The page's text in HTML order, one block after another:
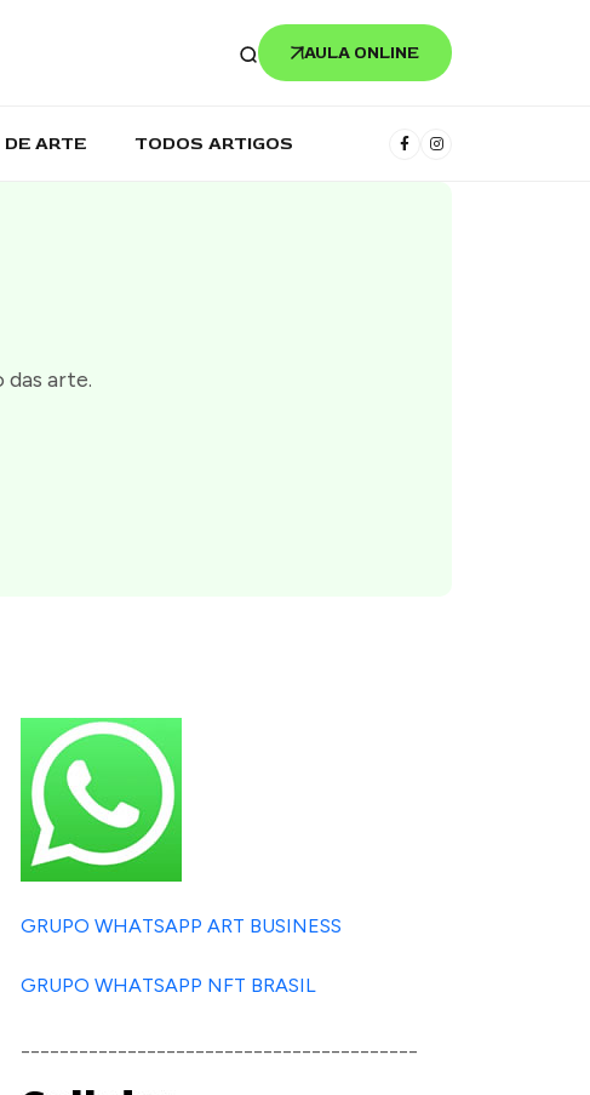
AULA ONLINE
DE ARTE TODOS ARTIGOS
arte.
GRUPO WHATSAPP ART BUSINESS
GRUPO WHATSAPP NFT BRASIL